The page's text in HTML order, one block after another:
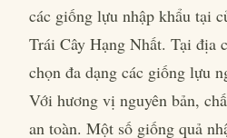
các giống lựu nhập khẩu tại
Trái Cây Hạng Nhất. Tại địa
chọn đa dạng các giống lựu
Với hương vị nguyên bản,
an toàn. Một số giống quả